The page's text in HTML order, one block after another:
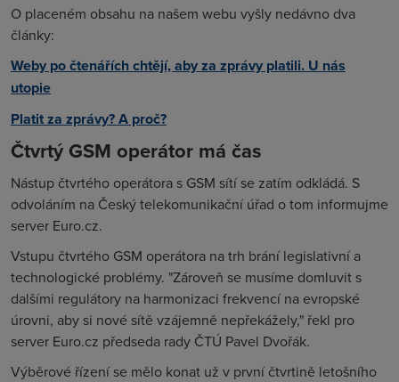
O placeném obsahu na našem webu vyšly nedávno dva
články:
Weby po čtenářích chtějí, aby za zprávy platili. U nás
utopie
Platit za zprávy? A proč?
Čtvrtý GSM operátor má čas
Nástup čtvrtého operátora s GSM sítí se zatím odkládá. S
odvoláním na Český telekomunikační úřad o tom informujme
server Euro.cz.
Vstupu čtvrtého GSM operátora na trh brání legislativní a
technologické problémy. "Zároveň se musíme domluvit s
dalšími regulátory na harmonizaci frekvencí na evropské
úrovni, aby si nové sítě vzájemně nepřekážely," řekl pro
server Euro.cz předseda rady ČTÚ Pavel Dvořák.
Výběrové řízení se mělo konat už v první čtvrtině letošního